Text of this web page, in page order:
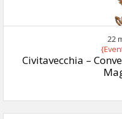
22
Civitavecchia –